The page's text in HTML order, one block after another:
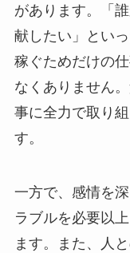
があります。「
献したい」とい
稼ぐためだけの
なくありません
事に全力で取り
す。
一方で、感情を
ラブルを必要以
ます。また、人